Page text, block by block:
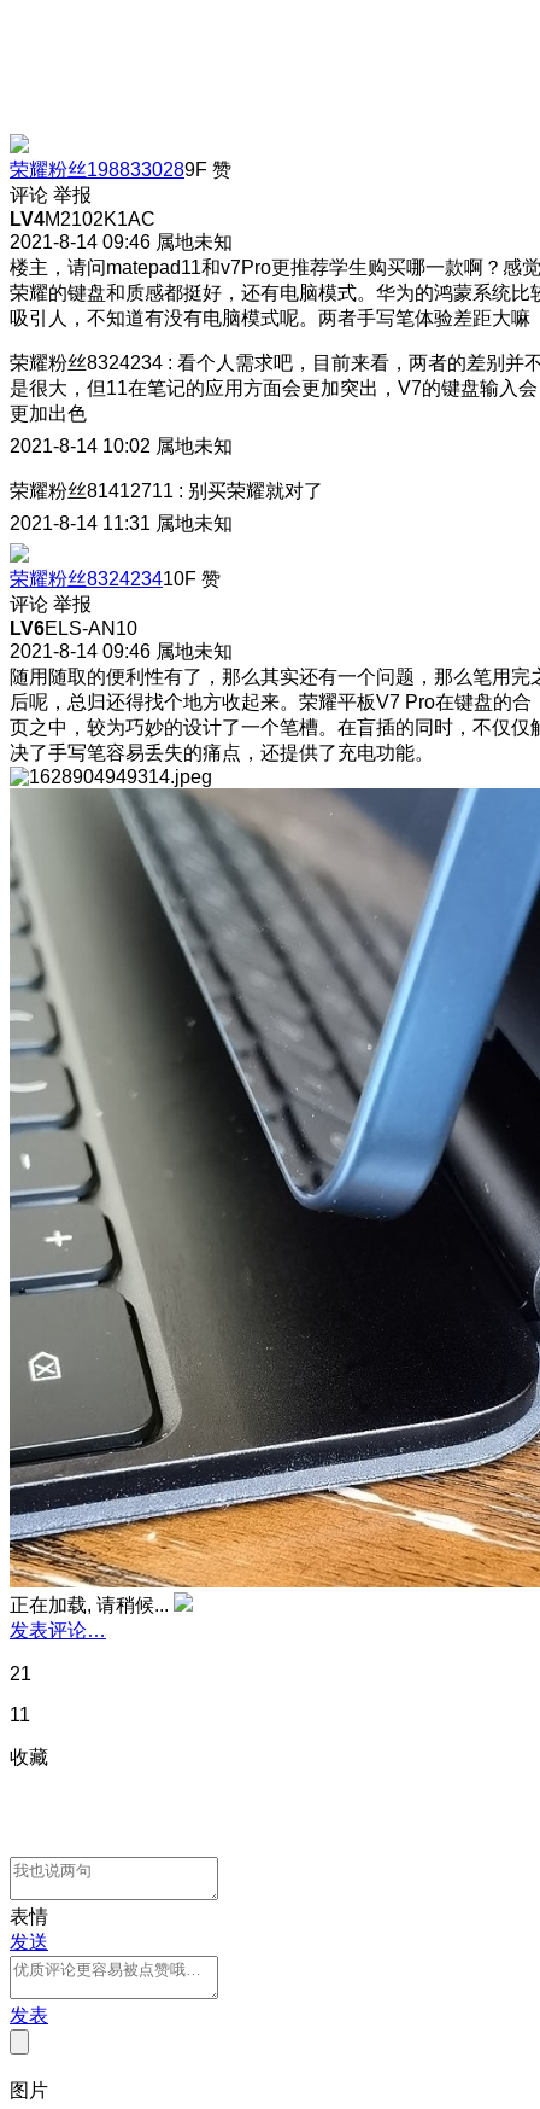
荣耀粉丝1988330289F 赞
评论 举报
LV4M2102K1AC
2021-8-14 09:46 属地未知
楼主，请问matepad11和v7Pro更推荐学生购买哪一款啊？感觉
荣耀的键盘和质感都挺好，还有电脑模式。华为的鸿蒙系统比
吸引人，不知道有没有电脑模式呢。两者手写笔体验差距大嘛
荣耀粉丝8324234 : 看个人需求吧，目前来看，两者的差别并
是很大，但11在笔记的应用方面会更加突出，V7的键盘输入会
更加出色
2021-8-14 10:02 属地未知
荣耀粉丝81412711 : 别买荣耀就对了
2021-8-14 11:31 属地未知
荣耀粉丝832423410F 赞
评论 举报
LV6ELS-AN10
2021-8-14 09:46 属地未知
随用随取的便利性有了，那么其实还有一个问题，那么笔用完
后呢，总归还得找个地方收起来。荣耀平板V7 Pro在键盘的合
页之中，较为巧妙的设计了一个笔槽。在盲插的同时，不仅仅
决了手写笔容易丢失的痛点，还提供了充电功能。
正在加载, 请稍候...
发表评论…
21
11
收藏
表情
发送
发表
图片